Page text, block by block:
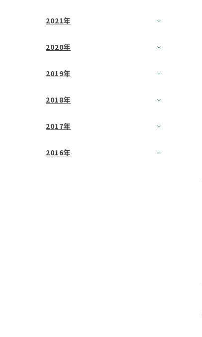
2021年
2020年
2019年
2018年
2017年
2016年